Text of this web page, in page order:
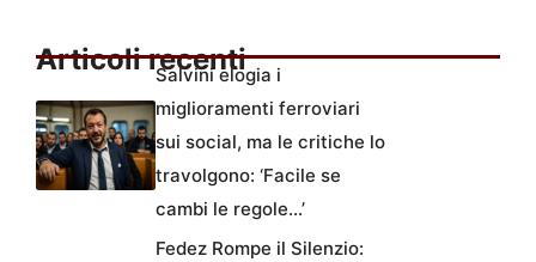
Articoli recenti
Salvini elogia i
miglioramenti ferroviari
sui social, ma le critiche lo
travolgono: ‘Facile se
cambi le regole…’
Fedez Rompe il Silenzio: